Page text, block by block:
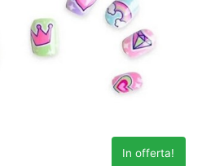
In offerta!